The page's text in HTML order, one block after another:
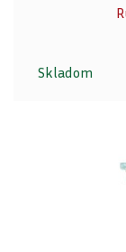
Skladom